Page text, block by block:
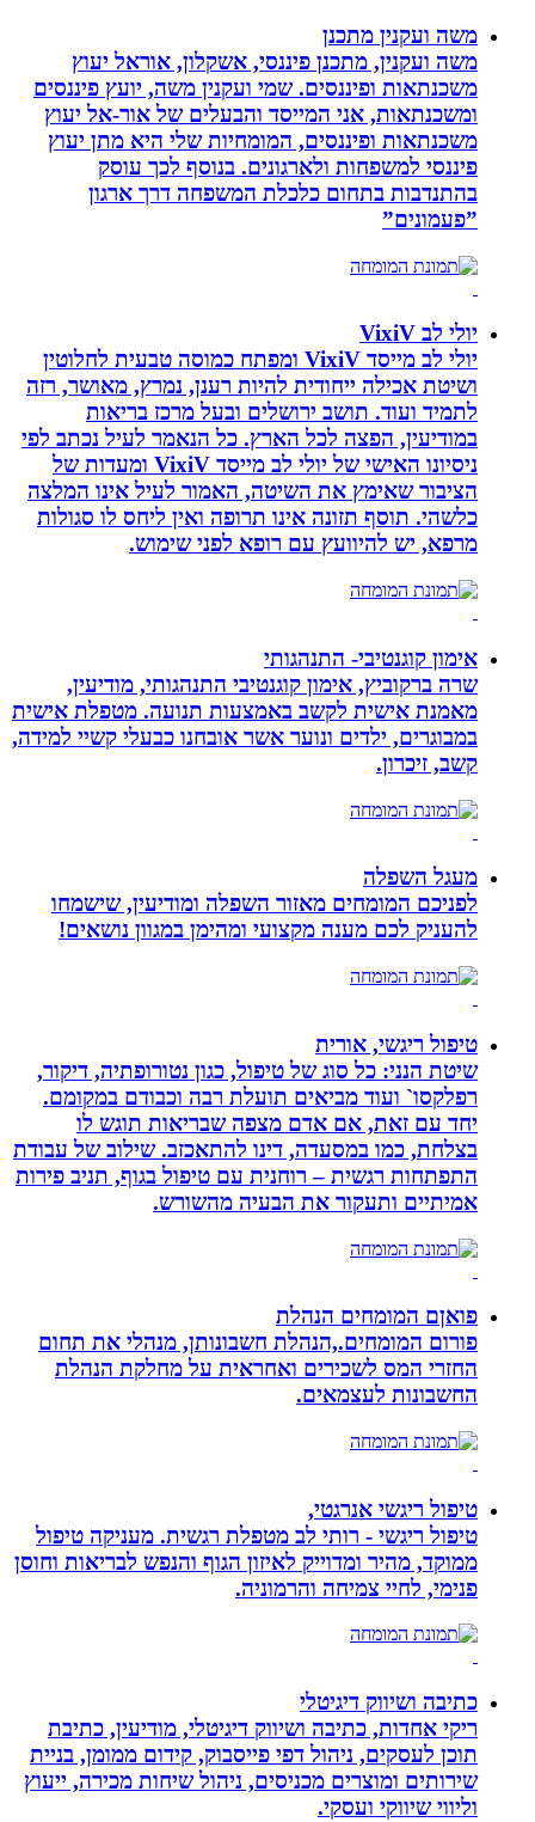
משה ועקנין מתכנן
משה ועקנין, מתכנן פיננסי, אשקלון, אוראל יעוץ
משכנתאות ופיננסים. שמי ועקנין משה, יועץ פיננסים
ומשכנתאות, אני המייסד והבעלים של אור-אל יעוץ
משכנתאות ופיננסים, המומחיות שלי היא מתן יעוץ
פיננסי למשפחות ולארגונים. בנוסף לכך עוסק
בהתנדבות בתחום כלכלת המשפחה דרך ארגון
”פעמונים”
יולי לב VixiV
יולי לב מייסד VixiV ומפתח כמוסה טבעית לחלוטין
ושיטת אכילה ייחודית להיות רענן, נמרץ, מאושר, רזה
לתמיד ועוד. תושב ירושלים ובעל מרכז בריאות
במודיעין, הפצה לכל הארץ. כל הנאמר לעיל נכתב לפי
ניסיונו האישי של יולי לב מייסד VixiV ומעדות של
הציבור שאימץ את השיטה, האמור לעיל אינו המלצה
כלשהי. תוסף תזונה אינו תרופה ואין ליחס לו סגולות
מרפא, יש להיוועץ עם רופא לפני שימוש.
אימון קוגנטיבי- התנהגותי
שרה ברקוביץ, אימון קוגנטיבי התנהגותי, מודיעין,
מאמנת אישית לקשב באמצעות תנועה. מטפלת אישית
במבוגרים, ילדים ונוער אשר אובחנו כבעלי קשיי למידה,
קשב, זיכרון.
מעגל השפלה
לפניכם המומחים מאזור השפלה ומודיעין, שישמחו
להעניק לכם מענה מקצועי ומהימן במגוון נושאים!
טיפול ריגשי, אורית
שיטת הנני: כל סוג של טיפול, כגון נטורופתיה, דיקור,
רפלקסו` ועוד מביאים תועלת רבה וכבודם במקומם.
יחד עם זאת, אם אדם מצפה שבריאות תוגש לו
בצלחת, כמו במסעדה, דינו להתאכזב. שילוב של עבודת
התפתחות רגשית – רוחנית עם טיפול בגוף, תניב פירות
אמיתיים ותעקור את הבעיה מהשורש.
פואןם המומחים הנהלת
פורום המומחים.,הנהלת חשבונותן, מנהלי את תחום
החזרי המס לשכירים ואחראית על מחלקת הנהלת
החשבונות לעצמאים.
טיפול ריגשי אנרגטי,
טיפול ריגשי - רותי לב מטפלת רגשית. מעניקה טיפול
ממוקד, מהיר ומדוייק לאיזון הגוף והנפש לבריאות וחוסן
פנימי, לחיי צמיחה והרמוניה.
כתיבה ושיווק דיגיטלי
ריקי אחדות, כתיבה ושיווק דיגיטלי, מודיעין, כתיבת
תוכן לעסקים, ניהול דפי פייסבוק, קידום ממומן, בניית
שירותים ומוצרים מכניסים, ניהול שיחות מכירה, ייעוץ
וליווי שיווקי ועסקי.